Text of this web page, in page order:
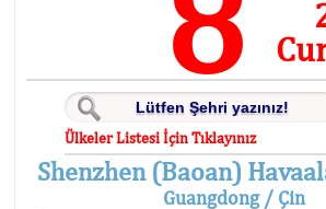
Ülkeler Listesi İçin Tıklayınız
Shenzhen (Baoan)
Guangdong / Çin